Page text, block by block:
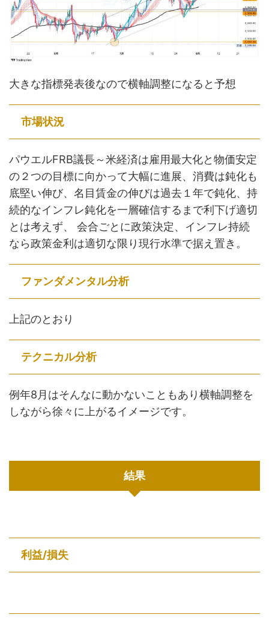
大きな指標発表後なので横軸調整になると予想
市場状況
パウエルFRB議長～米経済は雇用最大化と物価安定
の２つの目標に向かって大幅に進展、消費は鈍化も
底堅い伸び、名目賃金の伸びは過去１年で鈍化、持
続的なインフレ鈍化を一層確信するまで利下げ適切
とは考えず、 会合ごとに政策決定、インフレ持続
なら政策金利は適切な限り現行水準で据え置き。
ファンダメンタル分析
上記のとおり
テクニカル分析
例年8月はそんなに動かないこともあり横軸調整を
しながら徐々に上がるイメージです。
結果
利益/損失